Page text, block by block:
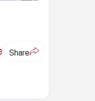
Share